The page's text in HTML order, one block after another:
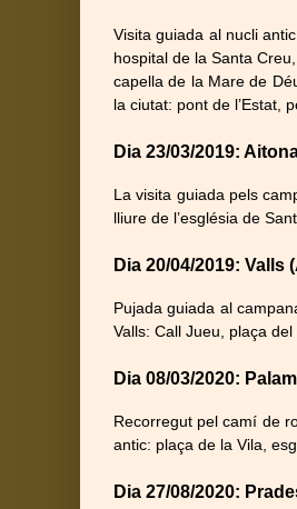
Visita guiada al nucli
hospital de la Santa
capella de la Mare de
la ciutat: pont de l’Estat,
Dia 23/03/2019:
La visita guiada pels
lliure de l’església de
Dia 20/04/2019: Valls
Pujada guiada al
Valls: Call Jueu, plaça
Dia 08/03/2020:
Recorregut pel camí de
antic: plaça de la Vila,
Dia 27/08/2020: